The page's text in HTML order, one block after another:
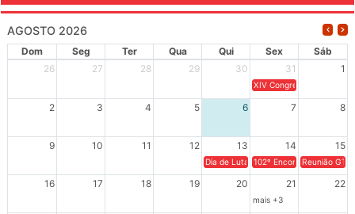
AGOSTO 2026
Dom Seg Ter Qua Qui Sex
Sáb
26
27 28 29 30 31 1
XIV Congresso Brasileiro
2 3 4 5 6 7 8
9 10 11 12 13 14 15
Dia de Luta em Defesa de Cuba e da
102º Encontro da
Reunião
16 17 18 19 20 21 22
mais +3